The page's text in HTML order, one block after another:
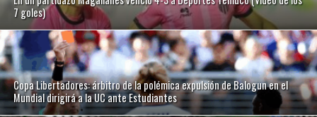
7 goles)
Copa Libertadores: árbitro de la polémica expulsión de Balogun en el
Mundial dirigirá a la UC ante Estudiantes